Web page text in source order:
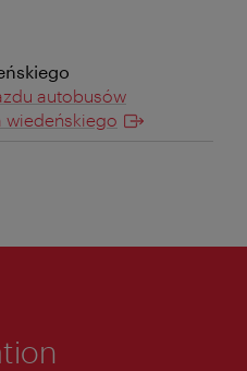
autobusów
wiedeńskiego